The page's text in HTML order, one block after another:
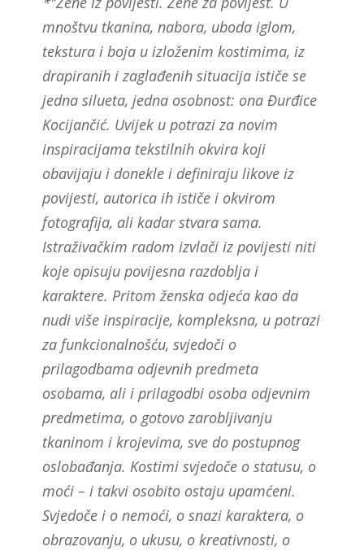
mnoštvu tkanina, nabora, uboda iglom,
tekstura i boja u izloženim kostimima, iz
drapiranih i zaglađenih situacija ističe se
jedna silueta, jedna osobnost: ona Đurđice
Kocijančić. Uvijek u potrazi za novim
inspiracijama tekstilnih okvira koji
obavijaju i donekle i definiraju likove iz
povijesti, autorica ih ističe i okvirom
fotografija, ali kadar stvara sama.
Istraživačkim radom izvlači iz povijesti niti
koje opisuju povijesna razdoblja i
karaktere. Pritom ženska odjeća kao da
nudi više inspiracije, kompleksna, u potrazi
za funkcionalnošću, svjedoči o
prilagodbama odjevnih predmeta
osobama, ali i prilagodbi osoba odjevnim
predmetima, o gotovo zarobljivanju
tkaninom i krojevima, sve do postupnog
oslobađanja. Kostimi svjedoče o statusu, o
moći – i takvi osobito ostaju upamćeni.
Svjedoče i o nemoći, o snazi karaktera, o
obrazovanju, o ukusu, o kreativnosti, o